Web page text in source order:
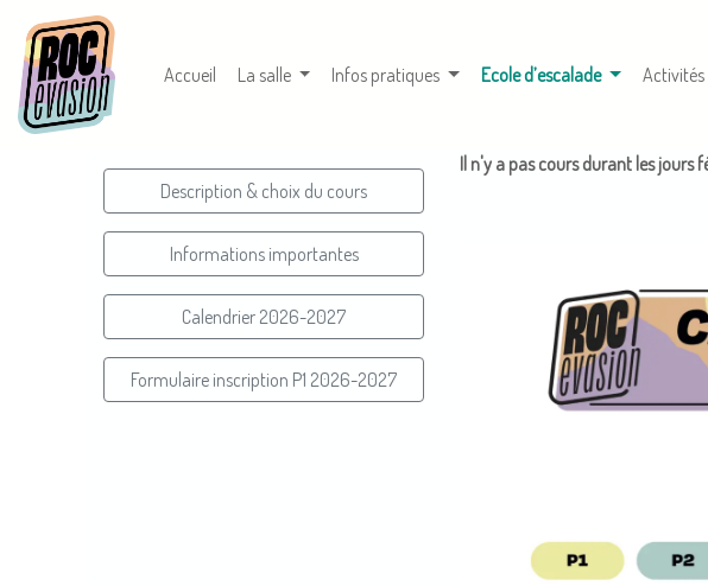
Accueil La salle Infos pratiques Ecole d’escalade (courante)
Activités
Description & choix du cours
Informations importantes
Calendrier 2026-2027
Formulaire inscription P1 2026-2027
Il n'y a pas cours durant les jours